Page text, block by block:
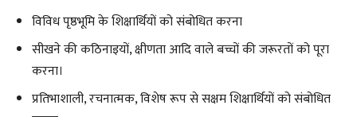
विविध पृष्ठभूमि के शिक्षार्थियों को संबोधित करना
सीखने की कठिनाइयों, क्षीणता आदि वाले बच्चों की जरूरतों को पूरा
करना।
प्रतिभाशाली, रचनात्मक, विशेष रूप से सक्षम शिक्षार्थियों को संबोधित